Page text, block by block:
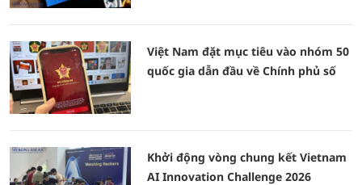
Việt Nam đặt mục tiêu vào nhóm 50
quốc gia dẫn đầu về Chính phủ số
Khởi động vòng chung kết Vietnam
AI Innovation Challenge 2026